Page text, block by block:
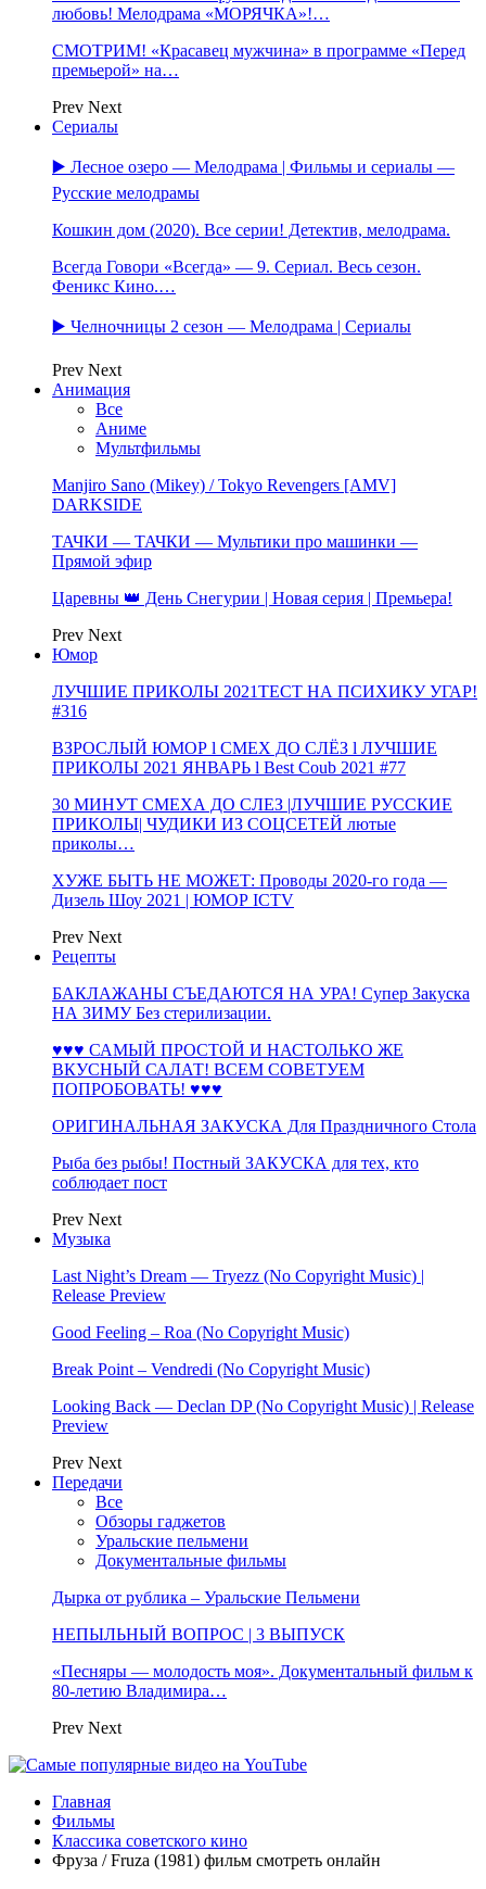
любовь! Мелодрама «МОРЯЧКА»!…
СМОТРИМ! «Красавец мужчина» в программе «Перед
премьерой» на…
Prev Next
Сериалы
▶️ Лесное озеро — Мелодрама | Фильмы и сериалы —
Русские мелодрамы
Кошкин дом (2020). Все серии! Детектив, мелодрама.
Всегда Говори «Всегда» — 9. Сериал. Весь сезон.
Феникс Кино.…
▶️ Челночницы 2 сезон — Мелодрама | Сериалы
Prev Next
Анимация
Все
Аниме
Мультфильмы
Manjiro Sano (Mikey) / Tokyo Revengers [AMV]
DARKSIDE
ТАЧКИ — ТАЧКИ — Мультики про машинки —
Прямой эфир
Царевны 👑 День Снегурии | Новая серия | Премьера!
Prev Next
Юмор
ЛУЧШИЕ ПРИКОЛЫ 2021ТЕСТ НА ПСИХИКУ УГАР!
#316
ВЗРОСЛЫЙ ЮМОР l СМЕХ ДО СЛЁЗ l ЛУЧШИЕ
ПРИКОЛЫ 2021 ЯНВАРЬ l Best Coub 2021 #77
30 МИНУТ СМЕХА ДО СЛЕЗ |ЛУЧШИЕ РУССКИЕ
ПРИКОЛЫ| ЧУДИКИ ИЗ СОЦСЕТЕЙ лютые
приколы…
ХУЖЕ БЫТЬ НЕ МОЖЕТ: Проводы 2020-го года —
Дизель Шоу 2021 | ЮМОР ICTV
Prev Next
Рецепты
БАКЛАЖАНЫ СЪЕДАЮТСЯ НА УРА! Супер Закуска
НА ЗИМУ Без стерилизации.
♥♥♥ САМЫЙ ПРОСТОЙ И НАСТОЛЬКО ЖЕ
ВКУСНЫЙ САЛАТ! ВСЕМ СОВЕТУЕМ
ПОПРОБОВАТЬ! ♥♥♥
ОРИГИНАЛЬНАЯ ЗАКУСКА Для Праздничного Стола
Рыба без рыбы! Постный ЗАКУСКА для тех, кто
соблюдает пост
Prev Next
Музыка
Last Night’s Dream — Tryezz (No Copyright Music) |
Release Preview
Good Feeling – Roa (No Copyright Music)
Break Point – Vendredi (No Copyright Music)
Looking Back — Declan DP (No Copyright Music) | Release
Preview
Prev Next
Передачи
Все
Обзоры гаджетов
Уральские пельмени
Документальные фильмы
Дырка от рублика – Уральские Пельмени
НЕПЫЛЬНЫЙ ВОПРОС | 3 ВЫПУСК
«Песняры — молодость моя». Документальный фильм к
80-летию Владимира…
Prev Next
Главная
Фильмы
Классика советского кино
Фруза / Fruza (1981) фильм смотреть онлайн